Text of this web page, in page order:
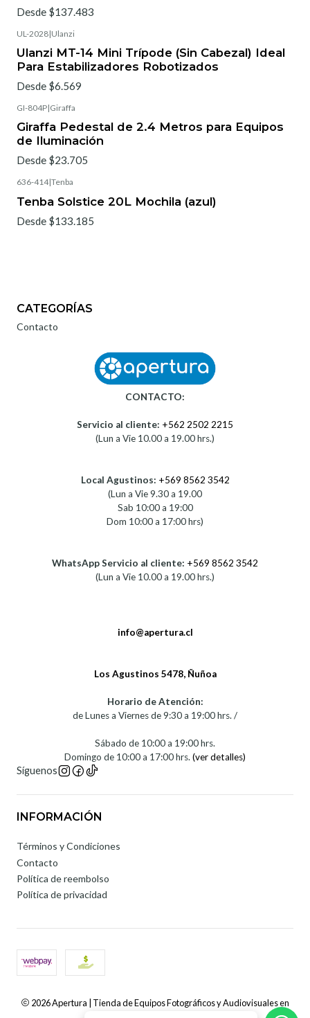
Desde $137.483
UL-2028|Ulanzi
Ulanzi MT-14 Mini Trípode (Sin Cabezal) Ideal
Para Estabilizadores Robotizados
Desde $6.569
GI-804P|Giraffa
Giraffa Pedestal de 2.4 Metros para Equipos
de Iluminación
Desde $23.705
636-414|Tenba
Tenba Solstice 20L Mochila (azul)
Desde $133.185
CATEGORÍAS
Contacto
CONTACTO:
Servicio al cliente: +562 2502 2215
(Lun a Vie 10.00 a 19.00 hrs.)
Local Agustinos: +569 8562 3542
(Lun a Vie 9.30 a 19.00
Sab 10:00 a 19:00
Dom 10:00 a 17:00 hrs)
WhatsApp Servicio al cliente: +569 8562 3542
(Lun a Vie 10.00 a 19.00 hrs.)
info@apertura.cl
Los Agustinos 5478, Ñuñoa
Horario de Atención:
de Lunes a Viernes de 9:30 a 19:00 hrs. /
Sábado de 10:00 a 19:00 hrs.
Domingo de 10:00 a 17:00 hrs. (ver detalles)
Síguenos
INFORMACIÓN
Términos y Condiciones
Contacto
Política de reembolso
Política de privacidad
2026 Apertura | Tienda de Equipos Fotográficos y Audiovisuales en